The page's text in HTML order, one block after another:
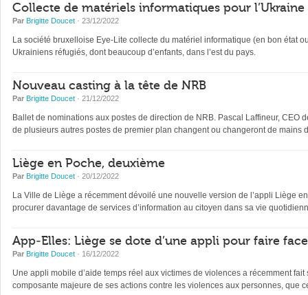
Collecte de matériels informatiques pour l’Ukraine
Par Brigitte Doucet · 23/12/2022
La société bruxelloise Eye-Lite collecte du matériel informatique (en bon état
Ukrainiens réfugiés, dont beaucoup d’enfants, dans l’est du pays.
Nouveau casting à la tête de NRB
Par Brigitte Doucet · 21/12/2022
Ballet de nominations aux postes de direction de NRB. Pascal Laffineur,
de plusieurs autres postes de premier plan changent ou changeront de mains
Liège en Poche, deuxième
Par Brigitte Doucet · 20/12/2022
La Ville de Liège a récemment dévoilé une nouvelle version de l’appli Liège
procurer davantage de services d’information au citoyen dans sa vie
App-Elles: Liège se dote d’une appli pour faire
Par Brigitte Doucet · 16/12/2022
Une appli mobile d’aide temps réel aux victimes de violences a récemment
composante majeure de ses actions contre les violences aux personnes, que